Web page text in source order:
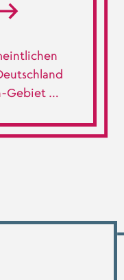
Gebiet …